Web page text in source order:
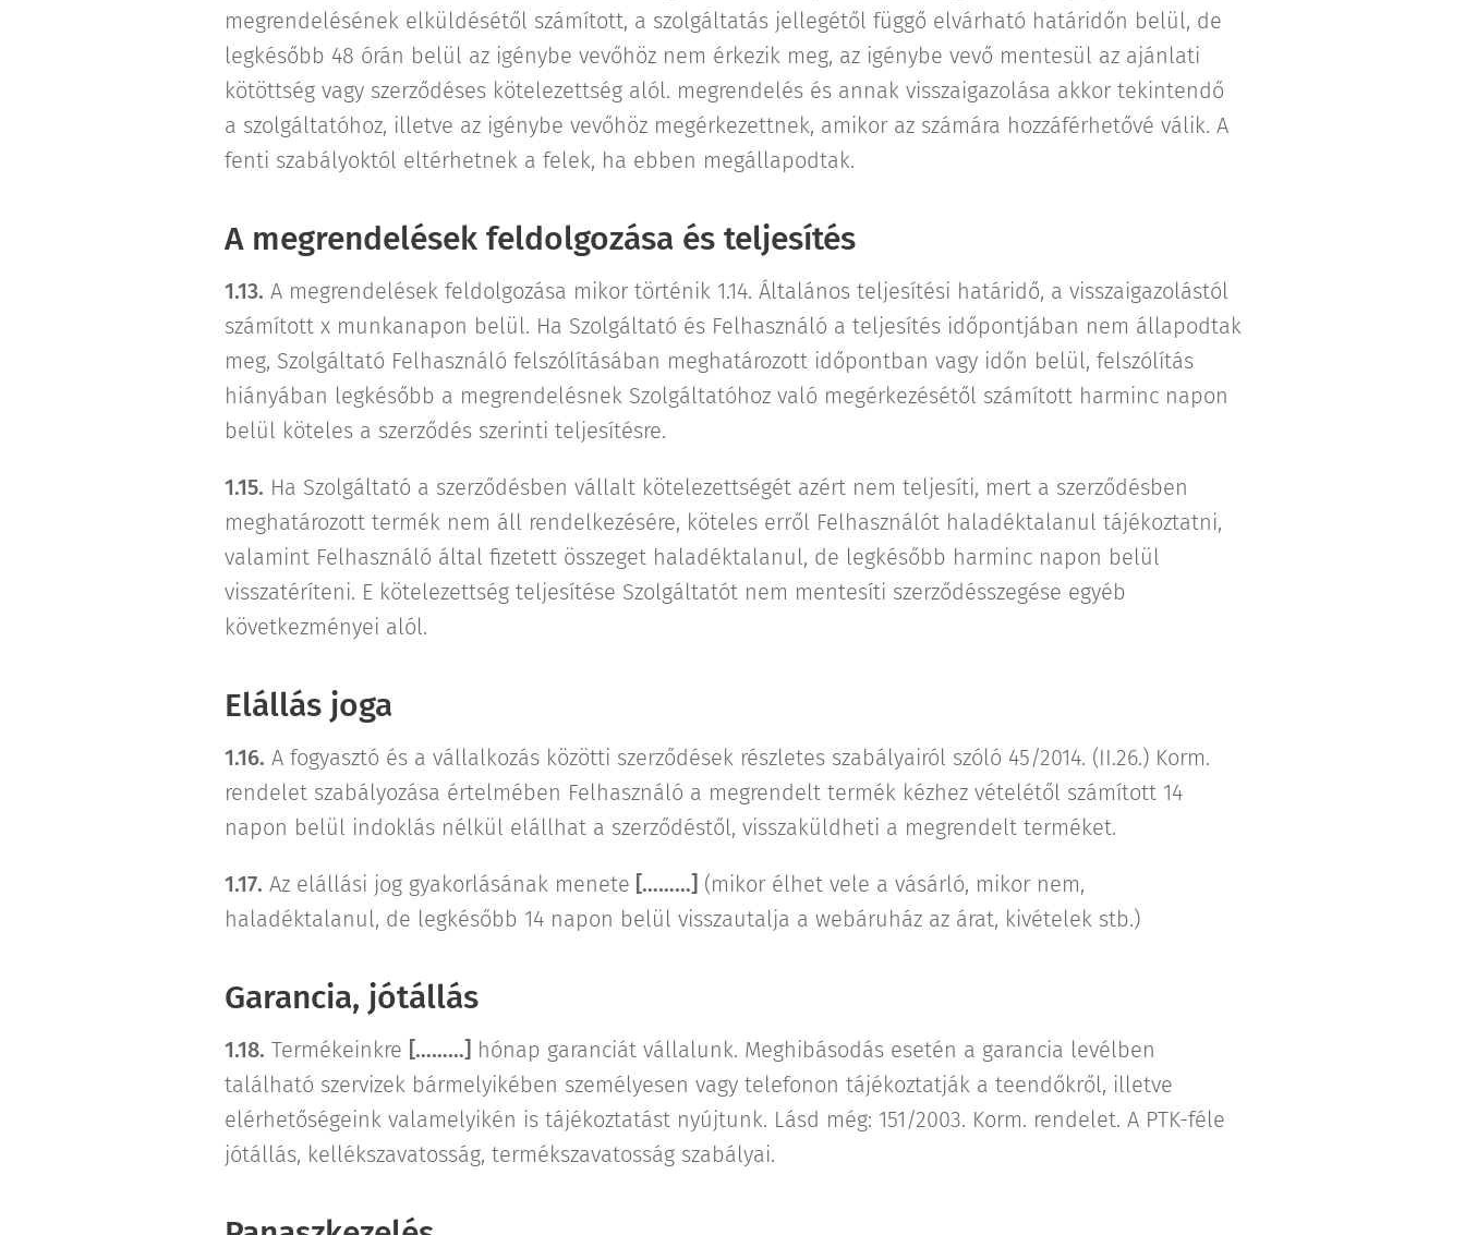
megrendelésének elküldésétől számított, a szolgáltatás jellegétől függő elvárható határidőn belül, de
legkésőbb 48 órán belül az igénybe vevőhöz nem érkezik meg, az igénybe vevő mentesül az ajánlati
kötöttség vagy szerződéses kötelezettség alól. megrendelés és annak visszaigazolása akkor tekintendő
a szolgáltatóhoz, illetve az igénybe vevőhöz megérkezettnek, amikor az számára hozzáférhetővé válik. A
fenti szabályoktól eltérhetnek a felek, ha ebben megállapodtak.
A megrendelések feldolgozása és teljesítés
1.13. A megrendelések feldolgozása mikor történik 1.14. Általános teljesítési határidő, a visszaigazolástól
számított x munkanapon belül. Ha Szolgáltató és Felhasználó a teljesítés időpontjában nem állapodtak
meg, Szolgáltató Felhasználó felszólításában meghatározott időpontban vagy időn belül, felszólítás
hiányában legkésőbb a megrendelésnek Szolgáltatóhoz való megérkezésétől számított harminc napon
belül köteles a szerződés szerinti teljesítésre.
1.15. Ha Szolgáltató a szerződésben vállalt kötelezettségét azért nem teljesíti, mert a szerződésben
meghatározott termék nem áll rendelkezésére, köteles erről Felhasználót haladéktalanul tájékoztatni,
valamint Felhasználó által fizetett összeget haladéktalanul, de legkésőbb harminc napon belül
visszatéríteni. E kötelezettség teljesítése Szolgáltatót nem mentesíti szerződésszegése egyéb
következményei alól.
Elállás joga
1.16. A fogyasztó és a vállalkozás közötti szerződések részletes szabályairól szóló 45/2014. (II.26.) Korm.
rendelet szabályozása értelmében Felhasználó a megrendelt termék kézhez vételétől számított 14
napon belül indoklás nélkül elállhat a szerződéstől, visszaküldheti a megrendelt terméket.
1.17. Az elállási jog gyakorlásának menete [………] (mikor élhet vele a vásárló, mikor nem,
haladéktalanul, de legkésőbb 14 napon belül visszautalja a webáruház az árat, kivételek stb.)
Garancia, jótállás
1.18. Termékeinkre [………] hónap garanciát vállalunk. Meghibásodás esetén a garancia levélben
található szervizek bármelyikében személyesen vagy telefonon tájékoztatják a teendőkről, illetve
elérhetőségeink valamelyikén is tájékoztatást nyújtunk. Lásd még: 151/2003. Korm. rendelet. A PTK-féle
jótállás, kellékszavatosság, termékszavatosság szabályai.